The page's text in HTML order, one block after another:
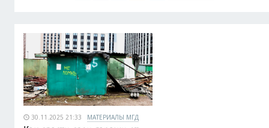
30.11.2025 21:33 МАТЕРИАЛЫ МГД